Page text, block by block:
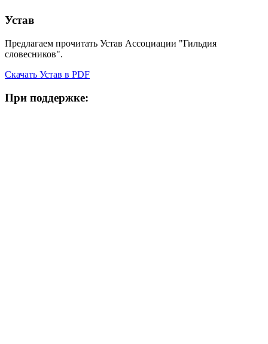
Устав
Предлагаем прочитать Устав Ассоциации "Гильдия
словесников".
Скачать Устав в PDF
При поддержке: